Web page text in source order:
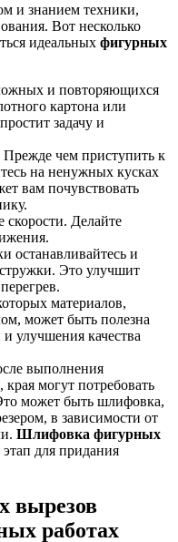
и знанием техники,
Вот несколько
идеальных фигурных
и повторяющихся
картона или
задачу и
Прежде чем приступить к
на ненужных кусках
вам почувствовать
скорости. Делайте
останавливайтесь и
Это улучшит
материалов,
может быть полезна
улучшения качества
выполнения
, края могут потребовать
может быть шлифовка,
в зависимости от
Шлифовка фигурных
для придания
вырезов
работах